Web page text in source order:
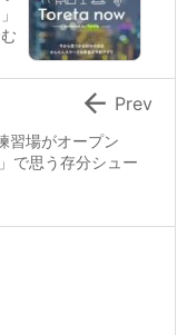
習場がオープン
で思う存分シュー
 Prev